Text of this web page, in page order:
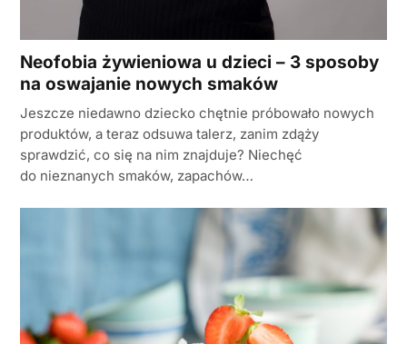
Neofobia żywieniowa u dzieci – 3 sposoby
na oswajanie nowych smaków
Jeszcze niedawno dziecko chętnie próbowało nowych
produktów, a teraz odsuwa talerz, zanim zdąży
sprawdzić, co się na nim znajduje? Niechęć
do nieznanych smaków, zapachów…